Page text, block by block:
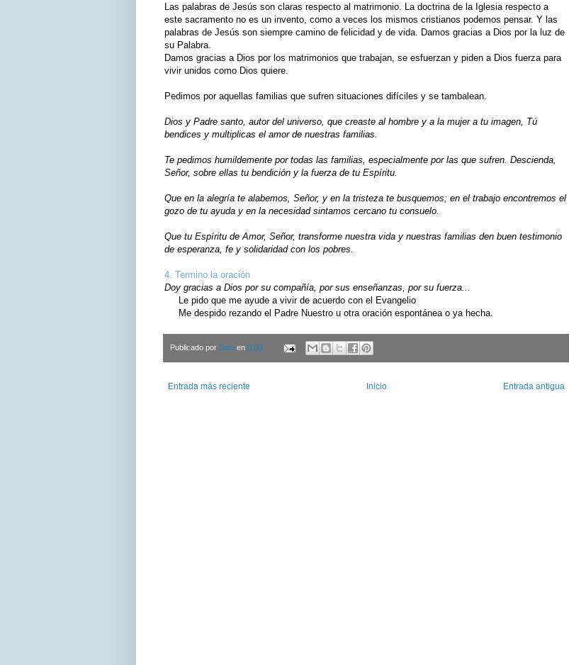
Las palabras de Jesús son claras respecto al matrimonio. La doctrina de la Iglesia respecto a
este sacramento no es un invento, como a veces los mismos cristianos podemos pensar. Y las
palabras de Jesús son siempre camino de felicidad y de vida. Damos gracias a Dios por la luz de
su Palabra.
Damos gracias a Dios por los matrimonios que trabajan, se esfuerzan y piden a Dios fuerza para
vivir unidos como Dios quiere.
Pedimos por aquellas familias que sufren situaciones difíciles y se tambalean.
Dios y Padre santo, autor del universo, que creaste al hombre y a la mujer a tu imagen, Tú
bendices y multiplicas el amor de nuestras familias.
Te pedimos humildemente por todas las familias, especialmente por las que sufren. Descienda,
Señor, sobre ellas tu bendición y la fuerza de tu Espíritu.
Que en la alegría te alabemos, Señor, y en la tristeza te busquemos; en el trabajo encontremos el
gozo de tu ayuda y en la necesidad sintamos cercano tu consuelo.
Que tu Espíritu de Amor, Señor, transforme nuestra vida y nuestras familias den buen testimonio
de esperanza, fe y solidaridad con los pobres.
4. Termino la oración
Doy gracias a Dios por su compañía, por sus enseñanzas, por su fuerza...
Le pido que me ayude a vivir de acuerdo con el Evangelio
Me despido rezando el Padre Nuestro u otra oración espontánea o ya hecha.
Publicado por Satu en 0:00
Entrada más reciente Entrada antigua
Inicio